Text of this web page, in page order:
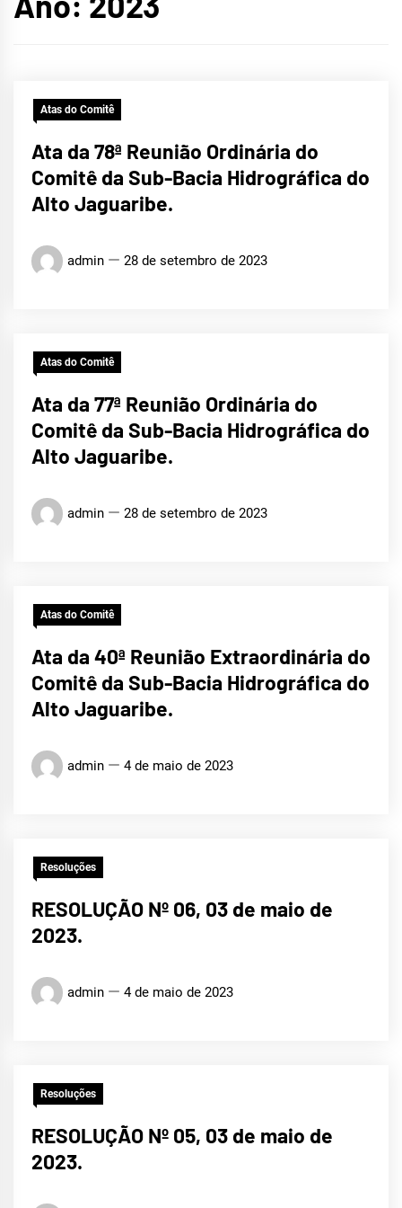
Atas do Comitê
Ata da 78ª Reunião Ordinária do
Comitê da Sub-Bacia Hidrográfica do
Alto Jaguaribe.
admin 28 de setembro de 2023
Atas do Comitê
Ata da 77ª Reunião Ordinária do
Comitê da Sub-Bacia Hidrográfica do
Alto Jaguaribe.
admin 28 de setembro de 2023
Atas do Comitê
Ata da 40ª Reunião Extraordinária do
Comitê da Sub-Bacia Hidrográfica do
Alto Jaguaribe.
admin 4 de maio de 2023
Resoluções
RESOLUÇÃO Nº 06, 03 de maio de
2023.
admin 4 de maio de 2023
Resoluções
RESOLUÇÃO Nº 05, 03 de maio de
2023.